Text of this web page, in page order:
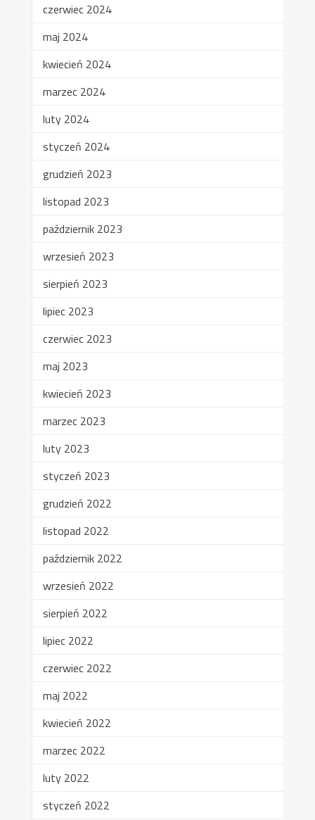
czerwiec 2024
maj 2024
kwiecień 2024
marzec 2024
luty 2024
styczeń 2024
grudzień 2023
listopad 2023
październik 2023
wrzesień 2023
sierpień 2023
lipiec 2023
czerwiec 2023
maj 2023
kwiecień 2023
marzec 2023
luty 2023
styczeń 2023
grudzień 2022
listopad 2022
październik 2022
wrzesień 2022
sierpień 2022
lipiec 2022
czerwiec 2022
maj 2022
kwiecień 2022
marzec 2022
luty 2022
styczeń 2022